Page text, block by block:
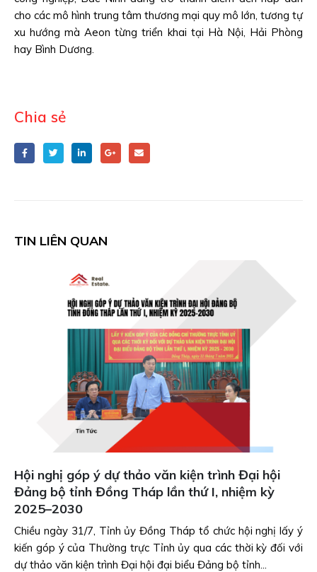
cho các mô hình trung tâm thương mại quy mô lớn, tương tự
xu hướng mà Aeon từng triển khai tại Hà Nội, Hải Phòng
hay Bình Dương.
Chia sẻ
TIN LIÊN QUAN
Hội nghị góp ý dự thảo văn kiện trình Đại hội
Đảng bộ tỉnh Đồng Tháp lần thứ I, nhiệm kỳ
2025–2030
Chiều ngày 31/7, Tỉnh ủy Đồng Tháp tổ chức hội nghị lấy ý
kiến góp ý của Thường trực Tỉnh ủy qua các thời kỳ đối với
dự thảo văn kiện trình Đại hội đại biểu Đảng bộ tỉnh...